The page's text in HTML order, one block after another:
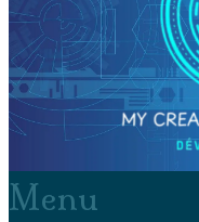
Menu